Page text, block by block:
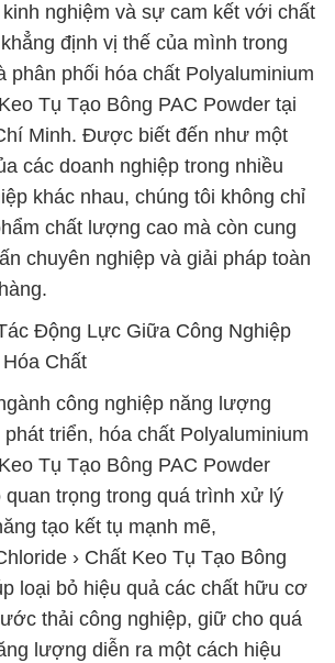
nghiệm và sự cam kết với chất
định vị thế của mình trong
phân phối hóa chất Polyaluminium
Tụ Tạo Bông PAC Powder tại
Minh. Được biết đến như một
các doanh nghiệp trong nhiều
khác nhau, chúng tôi không chỉ
chất lượng cao mà còn cung
chuyên nghiệp và giải pháp toàn
Động Lực Giữa Công Nghiệp
Chất
công nghiệp năng lượng
triển, hóa chất Polyaluminium
Tụ Tạo Bông PAC Powder
quan trọng trong quá trình xử lý
tạo kết tụ mạnh mẽ,
› Chất Keo Tụ Tạo Bông
loại bỏ hiệu quả các chất hữu cơ
thải công nghiệp, giữ cho quá
lượng diễn ra một cách hiệu